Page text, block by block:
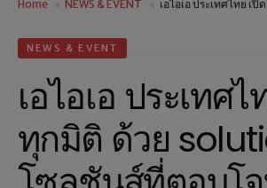
Home NEWS & EVENT เอไอเอ ประเทศไทย
NEWS & EVENT
เอไอเอ ประเท
ทุกมิติ ด้วย